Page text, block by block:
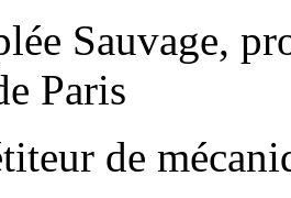
Sauvage,
Paris
de